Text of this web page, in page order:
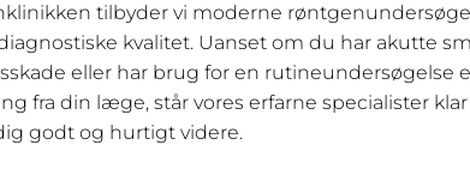
tilbyder vi moderne
kvalitet. Uanset om du har akutte
eller har brug for en rutineundersøgelse
fra din læge, står vores erfarne specialister
godt og hurtigt videre.